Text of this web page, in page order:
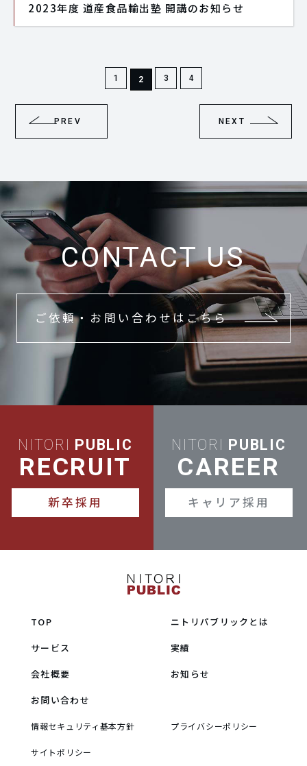
2023年度 道産食品輸出塾 開講のお知らせ
PREV
1 2 3 4
NEXT
CONTACT US
ご依頼・お問い合わせはこちら
NITORI PUBLIC
RECRUIT
新卒採用
NITORI PUBLIC
CAREER
キャリア採用
TOP
ニトリパブリックとは
サービス
実績
会社概要
お知らせ
お問い合わせ
情報セキュリティ基本方針 プライバシーポリシー
サイトポリシー